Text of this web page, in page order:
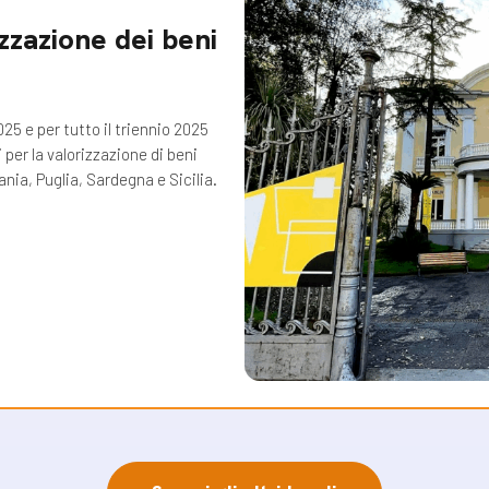
dei beni
e per tutto il triennio 2025
la valorizzazione di beni
Puglia, Sardegna e Sicilia.